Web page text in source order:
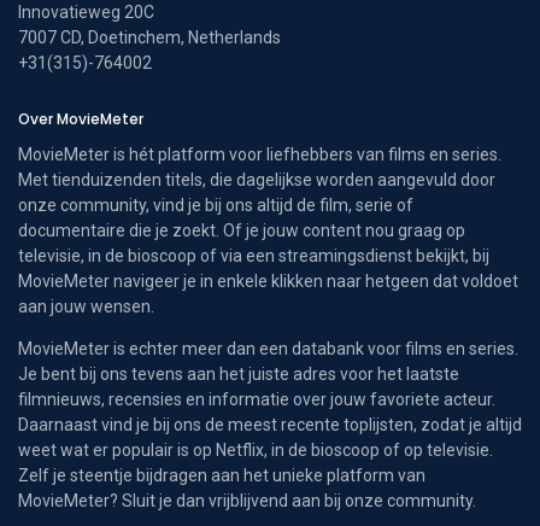
Innovatieweg 20C
7007 CD, Doetinchem, Netherlands
+31(315)-764002
Over MovieMeter
MovieMeter is hét platform voor liefhebbers van films en series.
Met tienduizenden titels, die dagelijkse worden aangevuld door
onze community, vind je bij ons altijd de film, serie of
documentaire die je zoekt. Of je jouw content nou graag op
televisie, in de bioscoop of via een streamingsdienst bekijkt, bij
MovieMeter navigeer je in enkele klikken naar hetgeen dat voldoet
aan jouw wensen.
MovieMeter is echter meer dan een databank voor films en series.
Je bent bij ons tevens aan het juiste adres voor het laatste
filmnieuws, recensies en informatie over jouw favoriete acteur.
Daarnaast vind je bij ons de meest recente toplijsten, zodat je altijd
weet wat er populair is op Netflix, in de bioscoop of op televisie.
Zelf je steentje bijdragen aan het unieke platform van
MovieMeter? Sluit je dan vrijblijvend aan bij onze community.